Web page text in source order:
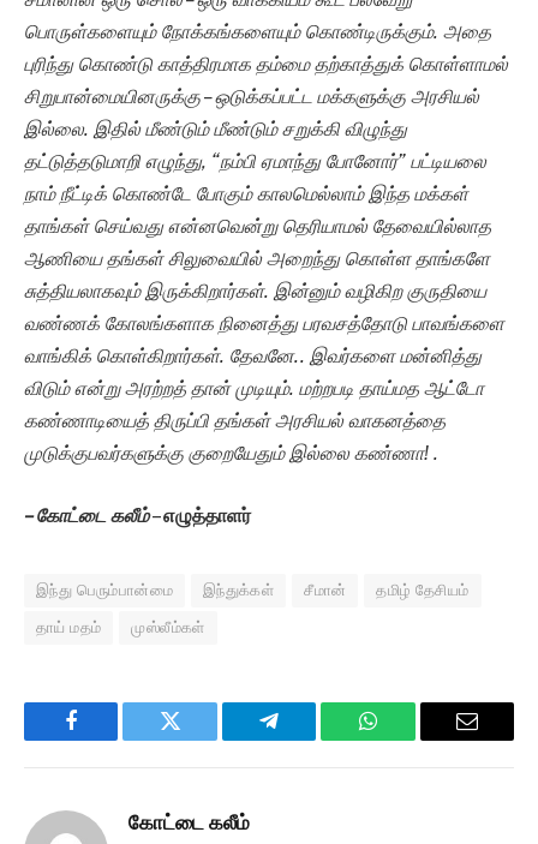
பொருள்களையும் நோக்கங்களையும் கொண்டிருக்கும். அதை
புரிந்து கொண்டு காத்திரமாக தம்மை தற்காத்துக் கொள்ளாமல்
சிறுபான்மையினருக்கு – ஒடுக்கப்பட்ட மக்களுக்கு அரசியல்
இல்லை. இதில் மீண்டும் மீண்டும் சறுக்கி விழுந்து
தட்டுத்தடுமாறி எழுந்து, “நம்பி ஏமாந்து போனோர்” பட்டியலை
நாம் நீட்டிக் கொண்டே போகும் காலமெல்லாம் இந்த மக்கள்
தாங்கள் செய்வது என்னவென்று தெரியாமல் தேவையில்லாத
ஆணியை தங்கள் சிலுவையில் அறைந்து கொள்ள தாங்களே
சுத்தியலாகவும் இருக்கிறார்கள். இன்னும் வழிகிற குருதியை
வண்ணக் கோலங்களாக நினைத்து பரவசத்தோடு பாவங்களை
வாங்கிக் கொள்கிறார்கள். தேவனே.. இவர்களை மன்னித்து
விடும் என்று அரற்றத் தான் முடியும். மற்றபடி தாய்மத ஆட்டோ
கண்ணாடியைத் திருப்பி தங்கள் அரசியல் வாகனத்தை
முடுக்குபவர்களுக்கு குறையேதும் இல்லை கண்ணா! .
– கோட்டை கலீம்–எழுத்தாளர்
இந்து பெரும்பான்மை இந்துக்கள் சீமான் தமிழ் தேசியம்
தாய் மதம் முஸ்லீம்கள்
Facebook Twitter Telegram WhatsApp Email
கோட்டை கலீம்